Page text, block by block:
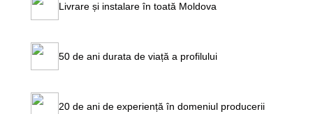
Livrare și instalare în toată Moldova
50 de ani durata de viață a profilului
20 de ani de experiență în domeniul producerii